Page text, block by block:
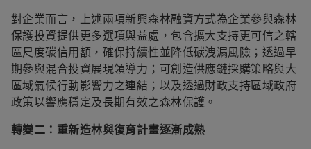
對企業而言，上述兩項新興森林融資方式為企業參與森林
保護投資提供更多選項與益處，包含擴大支持更可信之轄
區尺度碳信用額，確保持續性並降低碳洩漏風險；透過早
期參與混合投資展現領導力；可創造供應鏈採購策略與大
區域氣候行動影響力之連結；以及透過財政支持區域政府
政策以響應穩定及長期有效之森林保護。
轉變二：重新造林與復育計畫逐漸成熟